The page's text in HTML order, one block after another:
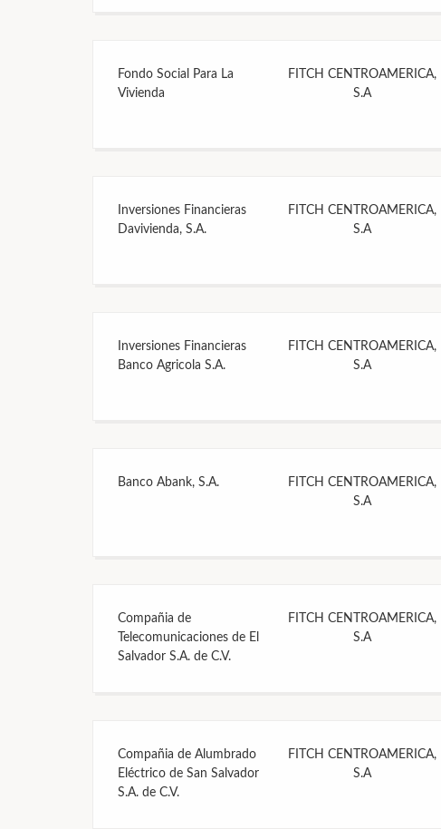
Fondo Social Para La
Vivienda
FITCH CENTROAMERICA,
S.A
Inversiones Financieras
Davivienda, S.A.
FITCH CENTROAMERICA,
S.A
Inversiones Financieras
Banco Agricola S.A.
FITCH CENTROAMERICA,
S.A
Banco Abank, S.A.
FITCH CENTROAMERICA,
S.A
Compañia de
Telecomunicaciones de El
Salvador S.A. de C.V.
FITCH CENTROAMERICA,
S.A
Compañia de Alumbrado
Eléctrico de San Salvador
S.A. de C.V.
FITCH CENTROAMERICA,
S.A